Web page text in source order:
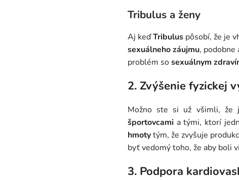
Tribulus a ženy
Aj keďTribulus pôsobí, že je
sexuálneho záujmu, podobne
problém sosexuálnym
2. Zvýšenie fyzickej
Možno ste si už všimli, že
športovcami a tými, ktorí
hmotytým, že zvyšuje
byť vedomý toho, že aby boli
3. Podpora